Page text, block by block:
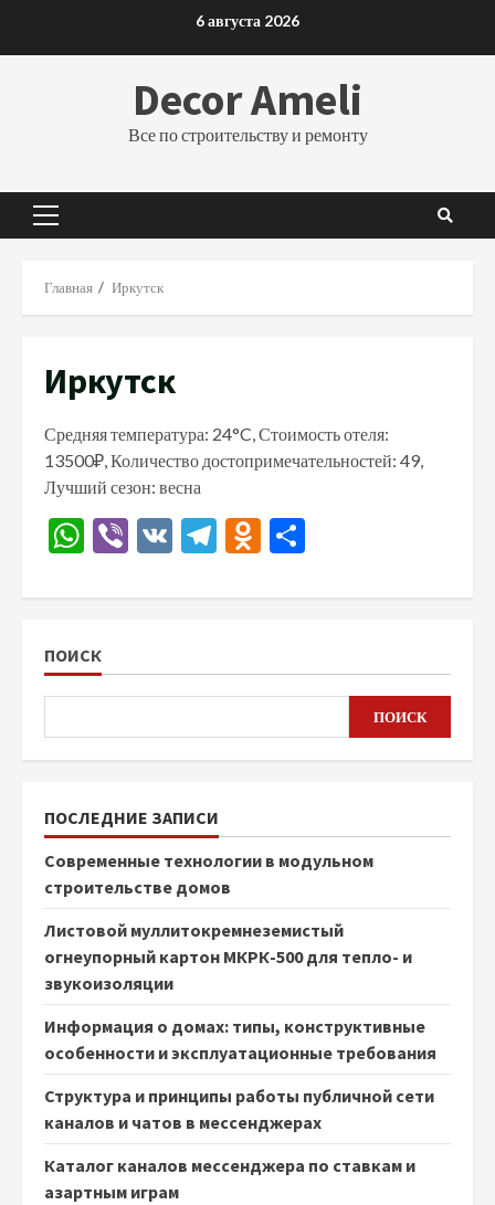
6 августа 2026
Decor Ameli
Все по строительству и ремонту
Основное
Главная Иркутск
Иркутск
Средняя температура: 24°C, Стоимость отеля:
13500₽, Количество достопримечательностей: 49,
Лучший сезон: весна
WhatsApp
Viber
VK Telegram
Odnoklassniki
ПОИСК
ПОИСК
ПОСЛЕДНИЕ ЗАПИСИ
Современные технологии в модульном
строительстве домов
Листовой муллитокремнеземистый
огнеупорный картон МКРК-500 для тепло- и
звукоизоляции
Информация о домах: типы, конструктивные
особенности и эксплуатационные требования
Структура и принципы работы публичной сети
каналов и чатов в мессенджерах
Каталог каналов мессенджера по ставкам и
азартным играм